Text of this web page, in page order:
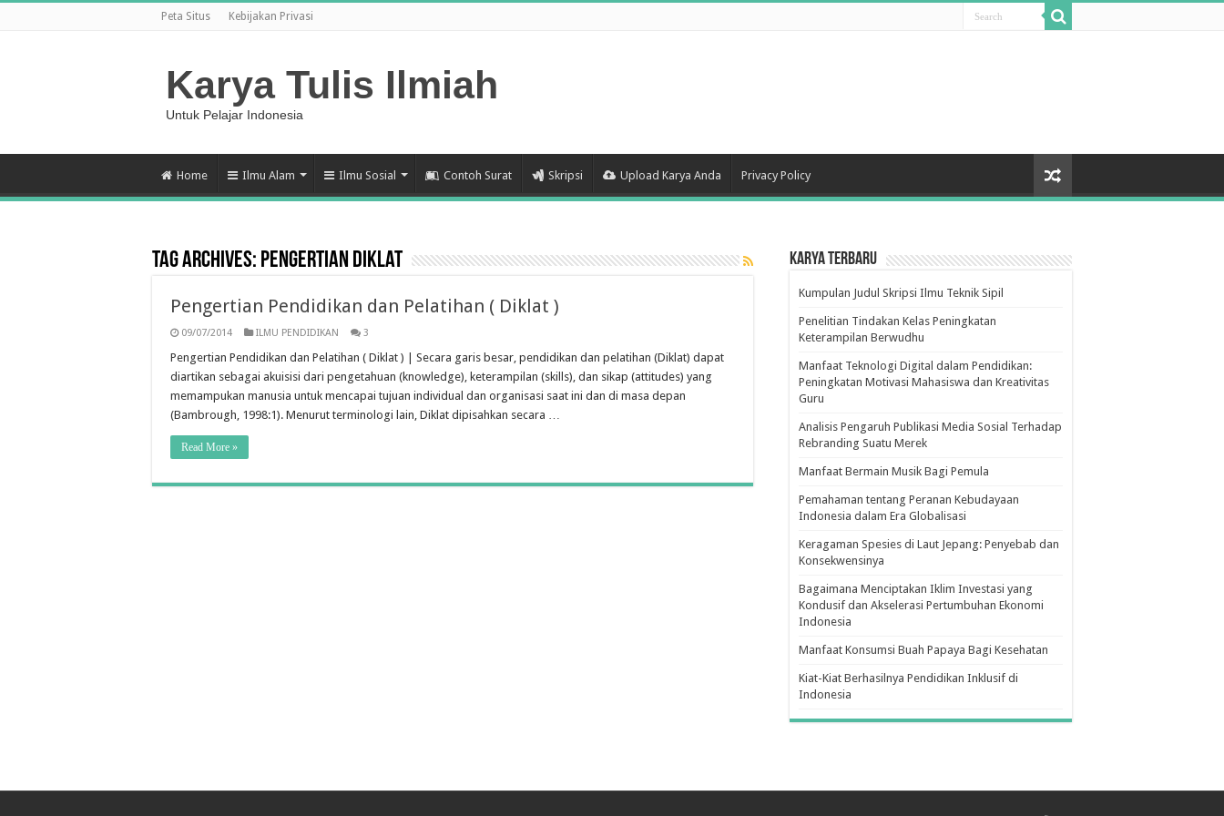
Peta Situs Kebijakan Privasi
Karya Tulis Ilmiah
Untuk Pelajar Indonesia
Home Ilmu Alam Ilmu Sosial Contoh Surat Skripsi Upload Karya Anda Privacy Policy
Tag Archives: Pengertian Diklat
Pengertian Pendidikan dan Pelatihan ( Diklat )
09/07/2014 ILMU PENDIDIKAN 3
Pengertian Pendidikan dan Pelatihan ( Diklat ) | Secara garis besar, pendidikan dan pelatihan (Diklat) dapat
diartikan sebagai akuisisi dari pengetahuan (knowledge), keterampilan (skills), dan sikap (attitudes) yang
memampukan manusia untuk mencapai tujuan individual dan organisasi saat ini dan di masa depan
(Bambrough, 1998:1). Menurut terminologi lain, Diklat dipisahkan secara …
Read More »
Karya Terbaru
Kumpulan Judul Skripsi Ilmu Teknik Sipil
Penelitian Tindakan Kelas Peningkatan
Keterampilan Berwudhu
Manfaat Teknologi Digital dalam Pendidikan:
Peningkatan Motivasi Mahasiswa dan Kreativitas
Guru
Analisis Pengaruh Publikasi Media Sosial Terhadap
Rebranding Suatu Merek
Manfaat Bermain Musik Bagi Pemula
Pemahaman tentang Peranan Kebudayaan
Indonesia dalam Era Globalisasi
Keragaman Spesies di Laut Jepang: Penyebab dan
Konsekwensinya
Bagaimana Menciptakan Iklim Investasi yang
Kondusif dan Akselerasi Pertumbuhan Ekonomi
Indonesia
Manfaat Konsumsi Buah Papaya Bagi Kesehatan
Kiat-Kiat Berhasilnya Pendidikan Inklusif di
Indonesia